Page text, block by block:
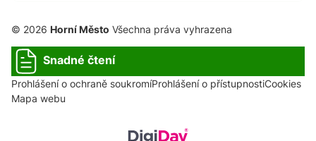
© 2026 Horní Město Všechna práva vyhrazena
Snadné čtení
Prohlášení o ochraně soukromíProhlášení o přístupnostiCookies
Mapa webu